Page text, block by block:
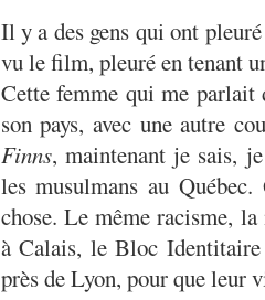
Il y a des gens qui ont
vu le film, pleuré en tenant
Cette femme qui me parlait
son pays, avec une autre
Finns, maintenant je sais,
les musulmans au
chose. Le même racisme,
à Calais, le Bloc
près de Lyon, pour que leur